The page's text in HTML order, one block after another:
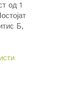
од 1
Б,